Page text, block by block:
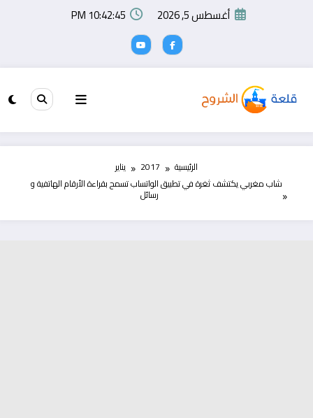
أغسطس 5, 2026 10:42:46 PM
الرئيسية 2017
يناير
شاب مغربي يكتشف ثغرة في تطبيق الواتساب تسمح بقراءة الأرقام الهاتفية و
رسائل